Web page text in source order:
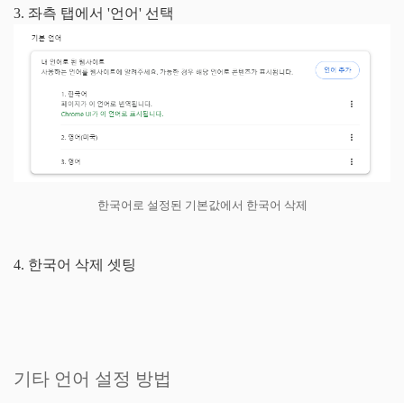
3. 좌측 탭에서 '언어' 선택
한국어로 설정된 기본값에서 한국어 삭제
4. 한국어 삭제 셋팅
기타 언어 설정 방법